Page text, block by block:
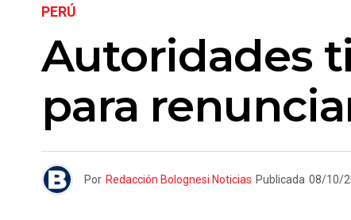
PERÚ
Autoridades
para
Por Redacción Bolognesi Noticias Publicada 08/10/